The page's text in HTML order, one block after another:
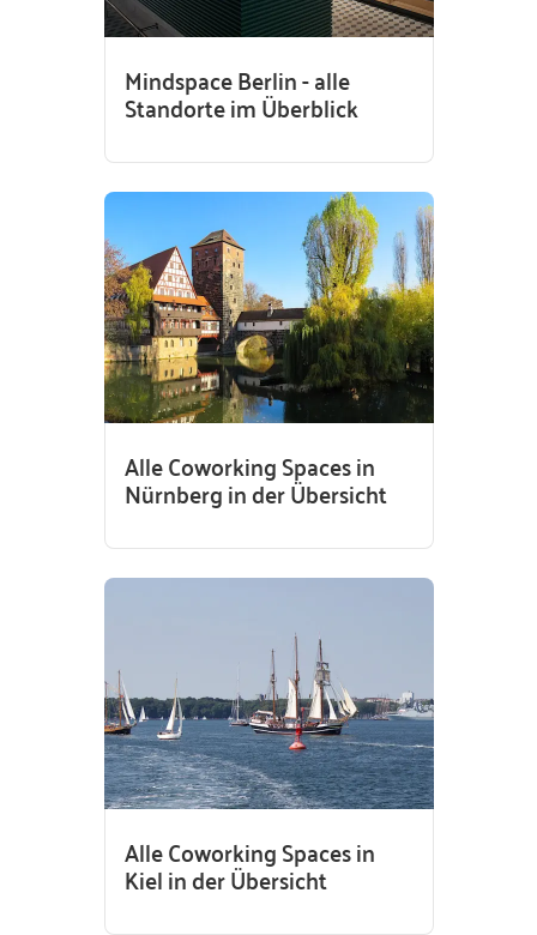
Mindspace Berlin - alle
Standorte im Überblick
Alle Coworking Spaces in
Nürnberg in der Übersicht
Alle Coworking Spaces in
Kiel in der Übersicht